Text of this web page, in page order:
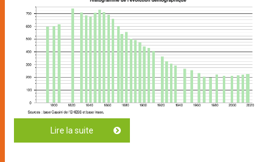
Lire la suite de Nombre d'habitants